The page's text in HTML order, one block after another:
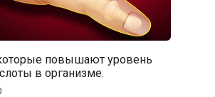
повышают уровень
в организме.